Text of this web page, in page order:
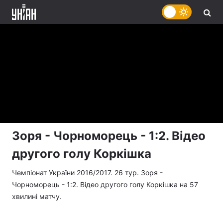
Зоря - Чорноморець - 1:2. Відео
другого голу Коркішка
Чемпіонат України 2016/2017. 26 тур. Зоря -
Чорноморець - 1:2. Відео другого голу Коркішка на 57
хвилині матчу.